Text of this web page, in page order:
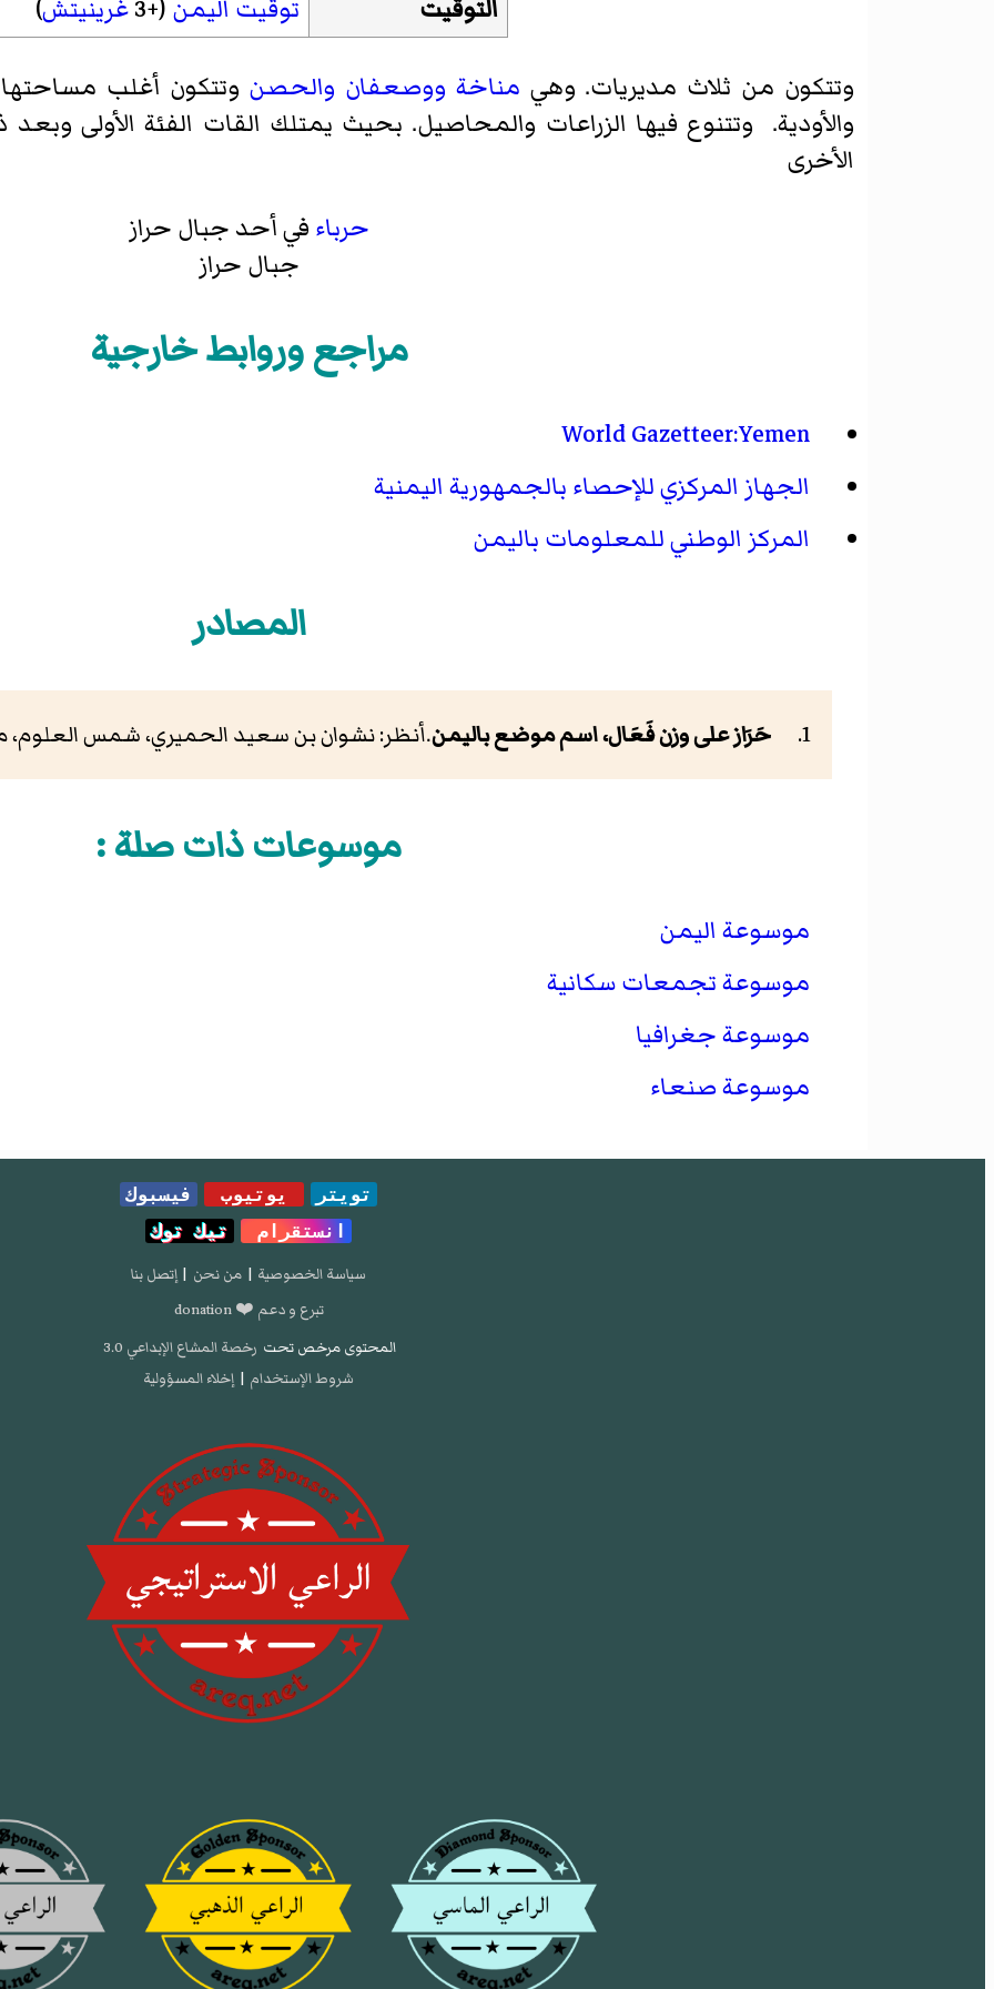
التوقيت
توقيت اليمن (+3 غرينيتش)
وتتكون من ثلاث مديريات. وهي مناخة ووصعفان والحصن وتتكون أغلب
والأودية. وتتنوع فيها الزراعات والمحاصيل. بحيث يمتلك القات الفئة الأولى
الأخرى
حرباء في أحد جبال حراز
جبال حراز
مراجع وروابط خارجية
World Gazetteer:Yemen
الجهاز المركزي للإحصاء بالجمهورية اليمنية
المركز الوطني للمعلومات باليمن
المصادر
حَرَاز على وزن فَعَال، اسم موضع باليمن.أنظر: نشوان بن سعيد الحميري، شمس العلوم،
موسوعات ذات صلة :
موسوعة اليمن
موسوعة تجمعات سكانية
موسوعة جغرافيا
موسوعة صنعاء
تويتر يوتيوب
فيسبوك
انستقرام
تيك توك
سياسة الخصوصية | من نحن | إتصل بنا
تبرع و دعم ❤️ donation
المحتوى مرخص تحت رخصة المشاع الإبداعي 3.0
شروط الإستخدام | إخلاء المسؤولية